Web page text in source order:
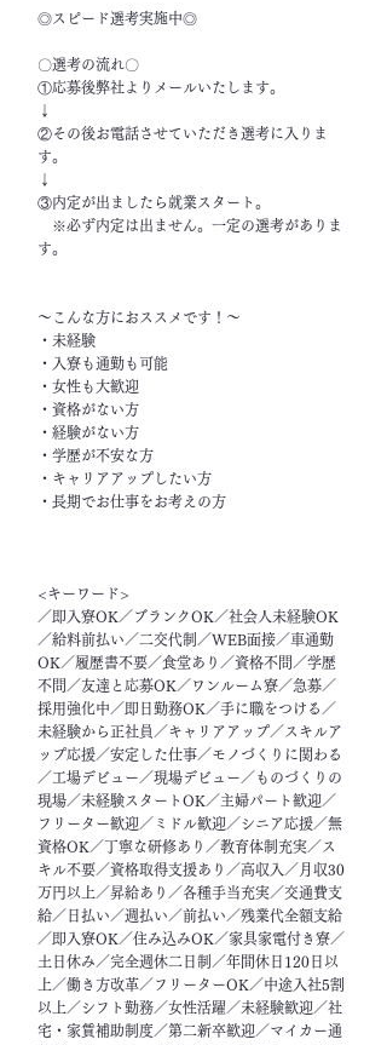
◎スピード選考実施中◎
〇選考の流れ〇
①応募後弊社よりメールいたします。
↓
②その後お電話させていただき選考に入りま
す。
↓
③内定が出ましたら就業スタート。
※必ず内定は出ません。一定の選考がありま
す。
～こんな方におススメです！～
・未経験
・入寮も通勤も可能
・女性も大歓迎
・資格がない方
・経験がない方
・学歴が不安な方
・キャリアアップしたい方
・長期でお仕事をお考えの方
<キーワード>
／即入寮OK／ブランクOK／社会人未経験OK
／給料前払い／二交代制／WEB面接／車通勤
OK／履歴書不要／食堂あり／資格不問／学歴
不問／友達と応募OK／ワンルーム寮／急募／
採用強化中／即日勤務OK／手に職をつける／
未経験から正社員／キャリアアップ／スキルア
ップ応援／安定した仕事／モノづくりに関わる
／工場デビュー／現場デビュー／ものづくりの
現場／未経験スタートOK／主婦パート歓迎／
フリーター歓迎／ミドル歓迎／シニア応援／無
資格OK／丁寧な研修あり／教育体制充実／ス
キル不要／資格取得支援あり／高収入／月収30
万円以上／昇給あり／各種手当充実／交通費支
給／日払い／週払い／前払い／残業代全額支給
／即入寮OK／住み込みOK／家具家電付き寮／
土日休み／完全週休二日制／年間休日120日以
上／働き方改革／フリーターOK／中途入社5割
以上／シフト勤務／女性活躍／未経験歓迎／社
宅・家賃補助制度／第二新卒歓迎／マイカー通